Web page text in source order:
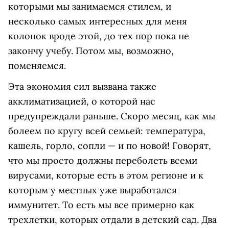
которыми мы занимаемся стилем, и
несколько самых интересных для меня
колонок вроде этой, до тех пор пока не
закончу учебу. Потом мы, возможно,
поменяемся.
Эта экономия сил вызвана также
акклиматизацией, о которой нас
предупреждали раньше. Скоро месяц, как мы
болеем по кругу всей семьей: температура,
кашель, горло, сопли — и по новой! Говорят,
что мы просто должны переболеть всеми
вирусами, которые есть в этом регионе и к
которым у местных уже выработался
иммунитет. То есть мы все примерно как
трехлетки, которых отдали в детский сад. Два